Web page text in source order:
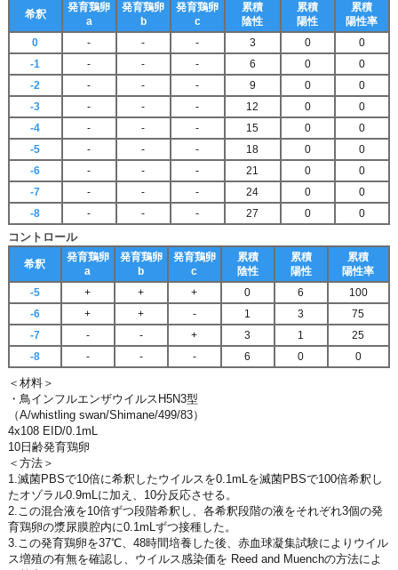
希釈
発育鶏卵
a
発育鶏卵
b
発育鶏卵
c
累積
陰性
累積
陽性
累積
陽性率
0
- - - 3 0
0
-1
- - - 6 0
0
-2
- - - 9 0
0
-3
- - - 12 0
0
-4
- - - 15 0
0
-5
- - - 18 0
0
-6
- - - 21 0
0
-7
- - - 24 0
0
-8
- - - 27 0 0
コントロール
希釈
発育鶏卵
a
発育鶏卵
b
発育鶏卵
c
累積
陰性
累積
陽性
累積
陽性率
-5
+ + + 0 6
100
-6
+ + - 1 3
75
-7
- - + 3 1
25
-8
- - - 6 0 0
＜材料＞
・鳥インフルエンザウイルスH5N3型
（A/whistling swan/Shimane/499/83）
4x108 EID/0.1mL
10日齢発育鶏卵
＜方法＞
1.滅菌PBSで10倍に希釈したウイルスを0.1mLを滅菌PBSで100倍希釈し
たオゾラル0.9mLに加え、10分反応させる。
2.この混合液を10倍ずつ段階希釈し、各希釈段階の液をそれぞれ3個の発
育鶏卵の漿尿膜腔内に0.1mLずつ接種した。
3.この発育鶏卵を37℃、48時間培養した後、赤血球凝集試験によりウイル
ス増殖の有無を確認し、ウイルス感染価を Reed and Muenchの方法によ